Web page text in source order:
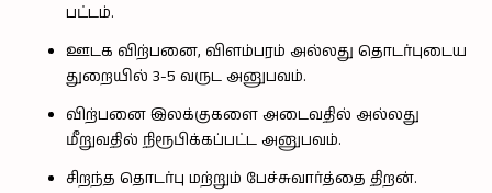
பட்டம்.
ஊடக விற்பனை, விளம்பரம் அல்லது தொடர்புடைய
துறையில் 3-5 வருட அனுபவம்.
விற்பனை இலக்குகளை அடைவதில் அல்லது
மீறுவதில் நிரூபிக்கப்பட்ட அனுபவம்.
சிறந்த தொடர்பு மற்றும் பேச்சுவார்த்தை திறன்.